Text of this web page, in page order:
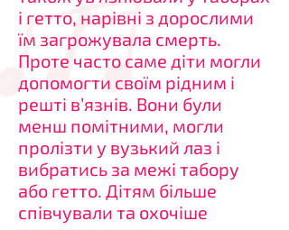
і гетто, нарівні з дорослими
їм загрожувала смерть.
Проте часто саме діти могли
допомогти своїм рідним і
решті в’язнів. Вони були
менш помітними, могли
пролізти у вузький лаз і
вибратись за межі табору
або гетто. Дітям більше
співчували та охочіше